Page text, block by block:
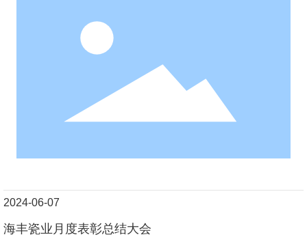
2024-06-07
海丰瓷业月度表彰总结大会